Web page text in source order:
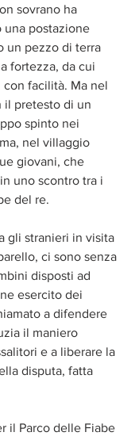
sovrano ha
una postazione
un pezzo di terra
fortezza, da cui
facilità. Ma nel
il pretesto di un
spinto nei
nel villaggio
giovani, che
uno scontro tra i
del re.
gli stranieri in visita
ci sono senza
disposti ad
esercito dei
a difendere
il maniero
e a liberare la
disputa, fatta
il Parco delle Fiabe